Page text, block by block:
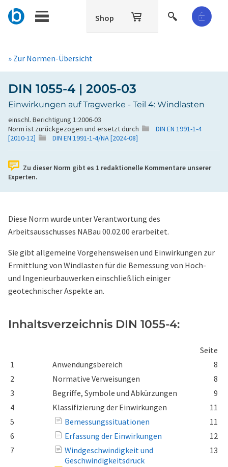
Shop
» Zur Normen-Übersicht
DIN 1055-4 | 2005-03
Einwirkungen auf Tragwerke - Teil 4: Windlasten
einschl. Berichtigung 1:2006-03
Norm ist zurückgezogen und ersetzt durch
DIN EN 1991-1-4
[2010-12]
DIN EN 1991-1-4/NA [2024-08]
Zu dieser Norm gibt es 1 redaktionelle Kommentare unserer
Experten.
Diese Norm wurde unter Verantwortung des
Arbeitsausschusses NABau 00.02.00 erarbeitet.
Sie gibt allgemeine Vorgehensweisen und Einwirkungen zur
Ermittlung von Windlasten für die Bemessung von Hoch-
und lngenieurbauwerken einschließlich einiger
geotechnischer Aspekte an.
Inhaltsverzeichnis DIN 1055-4:
Seite
1
Anwendungsbereich
8
2
Normative Verweisungen
8
3
Begriffe, Symbole und Abkürzungen
9
4
Klassifizierung der Einwirkungen
11
5
Bemessungssituationen
11
6
Erfassung der Einwirkungen
12
7
Windgeschwindigkeit und
Geschwindigkeitsdruck
13